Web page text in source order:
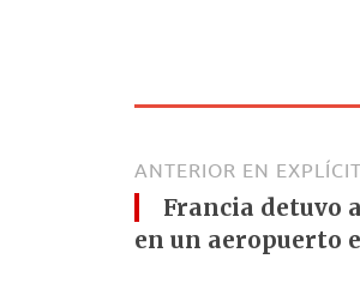
ANTERIOR EN
Francia detuvo
en un aeropuerto